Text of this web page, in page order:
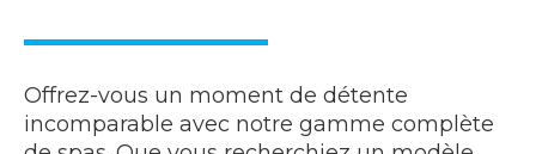
Offrez-vous un moment de détente
incomparable avec notre gamme complète